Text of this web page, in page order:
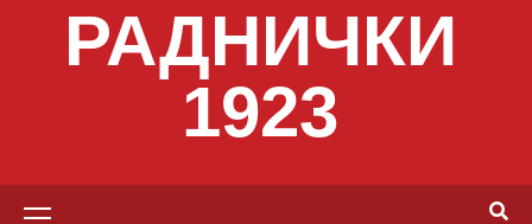
РАДНИЧКИ
1923